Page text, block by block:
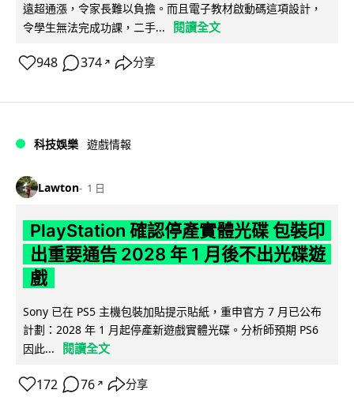
遠超通漲，令家長難以負擔。而且電子教材啟動碼這項設計，
令學生無法完成功課，二手...
閱讀全文
948 374 ↗ 分享
科技娛樂 遊戲情報
Lawton 1 日
PlayStation 確認停產實體光碟 包裝印
出重要通告 2028 年 1 月後不出光碟遊
戲
Sony 已在 PS5 主機包裝加貼提示貼紙，重申官方 7 月已公布
計劃：2028 年 1 月起停產新遊戲實體光碟。分析師預期 PS6
因此...
閱讀全文
172 76 ↗ 分享